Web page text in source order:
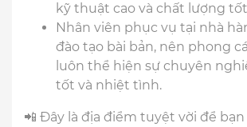
kỹ thuật cao và chất lượng
Nhân viên phục vụ tại nhà
đào tạo bài bản, nên phong
luôn thể hiện sự chuyên
tốt và nhiệt tình.
📲 Đây là địa điểm tuyệt vời để